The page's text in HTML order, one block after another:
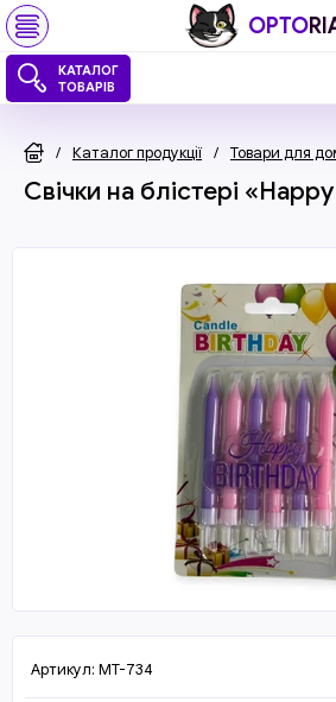
OPTO
КАТАЛОГ
ТОВАРІВ
/ Каталог продукції / Товари для
Свічки на блістері
Артикул: MT-734